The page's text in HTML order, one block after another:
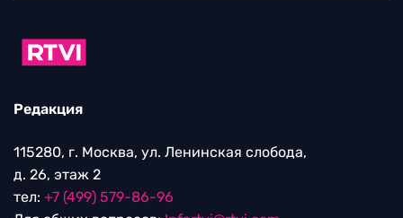
Редакция
115280, г. Москва, ул. Ленинская слобода,
д. 26, этаж 2
тел: +7 (499) 579-86-96